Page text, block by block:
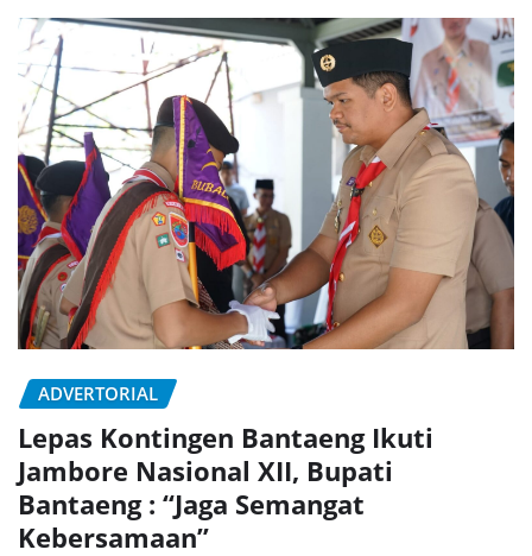
ADVERTORIAL
Lepas Kontingen Bantaeng Ikuti
Jambore Nasional XII, Bupati
Bantaeng : “Jaga Semangat
Kebersamaan”